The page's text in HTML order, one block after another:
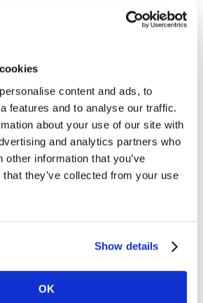
content and ads, to
features and to analyse our traffic.
about your use of our site with
and analytics partners who
other information that you’ve
they’ve collected from your use
Show details
OK
de los mexicanos,
una situación muy
los negocios y en la que el
la disrupción.
vemos como el COVID-19
preocupación entre los
y el temor a un limitado